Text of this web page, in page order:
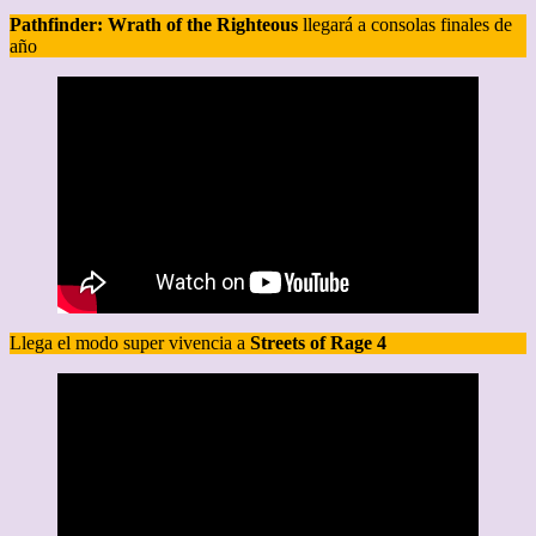
Pathfinder: Wrath of the Righteous llegará a consolas finales de
año
Llega el modo super vivencia a Streets of Rage 4